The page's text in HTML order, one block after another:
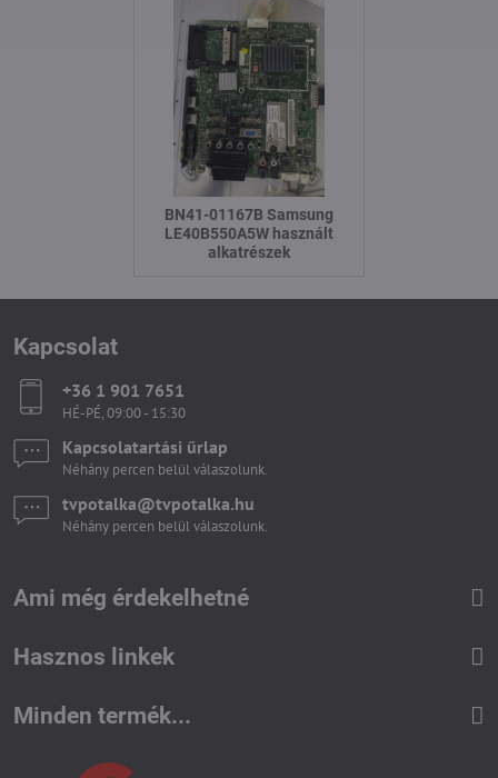
BN41-01167B Samsung
LE40B550A5W használt
alkatrészek
Kapcsolat
+36 1 901 7651
HÉ-PÉ, 09:00 - 15:30
Kapcsolatartási űrlap
Néhány percen belül válaszolunk.
tvpotalka​@tvpotalka​.hu
Néhány percen belül válaszolunk.
Ami még érdekelhetné
Hasznos linkek
Minden termék...